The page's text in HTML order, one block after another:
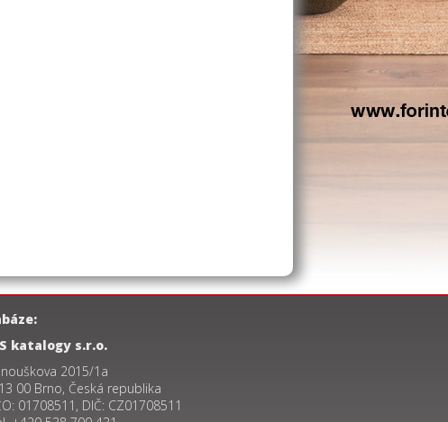
katalogy s.r.o.
2015/1a
00 Brno, Česká republika
01708511, DIČ: CZ01708511